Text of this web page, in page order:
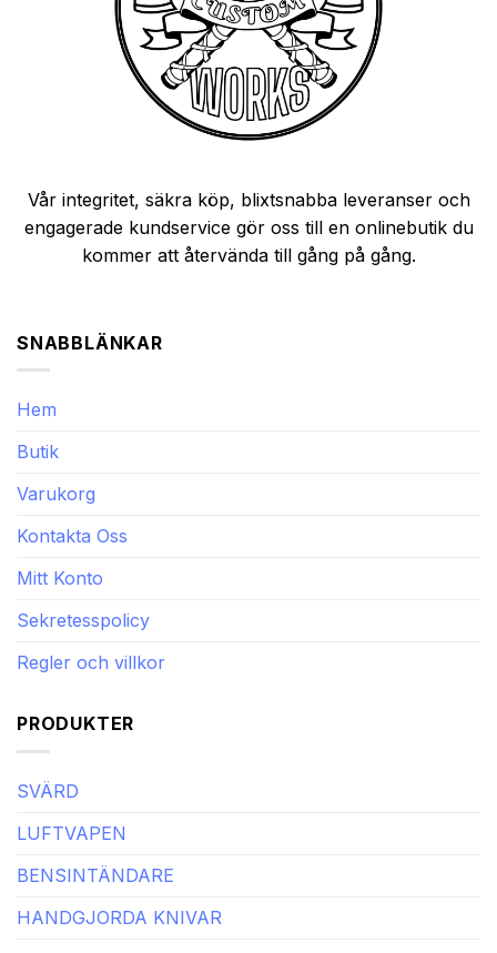
Vår integritet, säkra köp, blixtsnabba leveranser och
engagerade kundservice gör oss till en onlinebutik du
kommer att återvända till gång på gång.
SNABBLÄNKAR
Hem
Butik
Varukorg
Kontakta Oss
Mitt Konto
Sekretesspolicy
Regler och villkor
PRODUKTER
SVÄRD
LUFTVAPEN
BENSINTÄNDARE
HANDGJORDA KNIVAR